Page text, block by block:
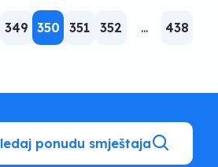
349 350 351 352 ... 438
ponudu smještaja